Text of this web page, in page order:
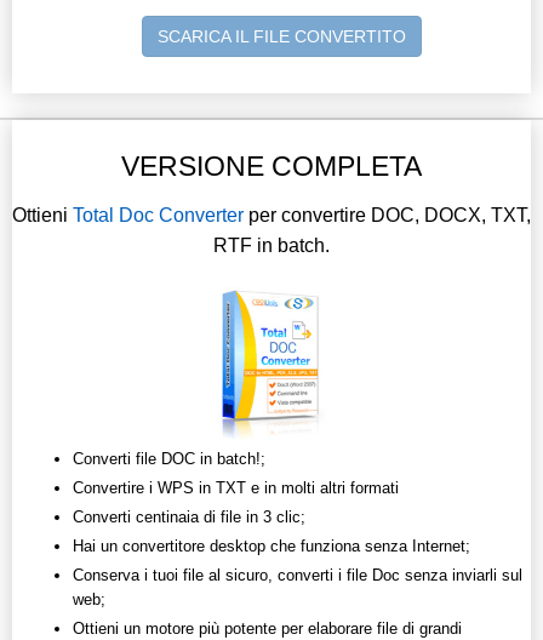
SCARICA IL FILE CONVERTITO
VERSIONE COMPLETA
Ottieni Total Doc Converter per convertire DOC, DOCX, TXT,
RTF in batch.
Converti file DOC in batch!;
Convertire i WPS in TXT e in molti altri formati
Converti centinaia di file in 3 clic;
Hai un convertitore desktop che funziona senza Internet;
Conserva i tuoi file al sicuro, converti i file Doc senza inviarli sul
web;
Ottieni un motore più potente per elaborare file di grandi